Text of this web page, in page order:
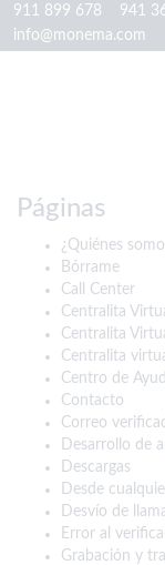
911 899 678
941
info@monema.com
Páginas
¿Quiénes
Bórrame
Call Center
Centralita
Centralita
Centralita
Centro de
Contacto
Correo
Desarrollo de
Descargas
Desde
Desvío de
Error al
Grabación y